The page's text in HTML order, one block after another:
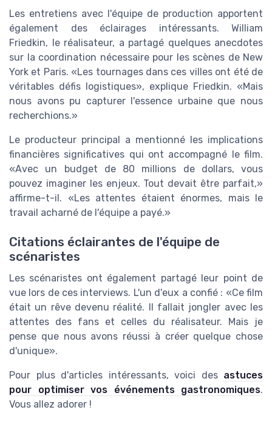
Les entretiens avec l'équipe de production apportent
également des éclairages intéressants. William
Friedkin, le réalisateur, a partagé quelques anecdotes
sur la coordination nécessaire pour les scènes de New
York et Paris.
Les tournages dans ces villes ont été de
véritables défis logistiques , explique Friedkin.
Mais
nous avons pu capturer l'essence urbaine que nous
recherchions.
Le producteur principal a mentionné les implications
financières significatives qui ont accompagné le film.
Avec un budget de 80 millions de dollars, vous
pouvez imaginer les enjeux. Tout devait être parfait,
affirme-t-il.
Les attentes étaient énormes, mais le
travail acharné de l'équipe a payé.
Citations éclairantes de l'équipe de
scénaristes
Les scénaristes ont également partagé leur point de
vue lors de ces interviews. L'un d'eux a confié :
Ce film
était un rêve devenu réalité. Il fallait jongler avec les
attentes des fans et celles du réalisateur. Mais je
pense que nous avons réussi à créer quelque chose
d'unique .
Pour plus d'articles intéressants, voici des astuces
pour optimiser vos événements gastronomiques.
Vous allez adorer !